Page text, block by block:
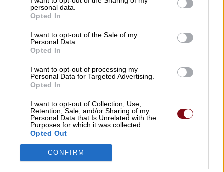
personal data.
Opted In
I want to opt-out of the Sale of my
Personal Data.
Opted In
I want to opt-out of processing my
Personal Data for Targeted Advertising.
Opted In
I want to opt-out of Collection, Use,
Retention, Sale, and/or Sharing of my
Personal Data that Is Unrelated with the
Purposes for which it was collected.
Opted Out
CONFIRM
08/08/2026 , 8:12
Β. Κόκκαλης: Μια ψηφιακή εφαρμογή δεν
σβήνει τις κυβερνητικές ευθύνες – Το
08/08/2026 , 7:57
Κ. Αγοραστός: Σκιές για το κόστος, τους
όρους, τον τρόπο και τον φορέα
δημοπράτησης των κολυμβητικών